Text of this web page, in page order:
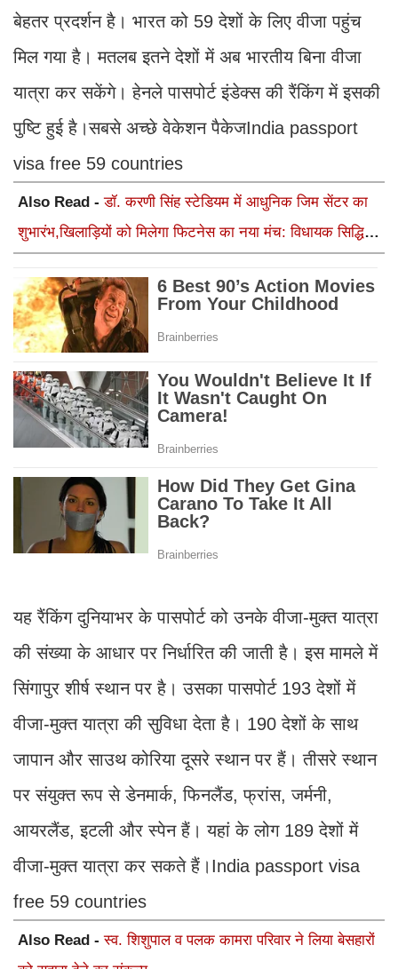
बेहतर प्रदर्शन है। भारत को 59 देशों के लिए वीजा पहुंच
मिल गया है। मतलब इतने देशों में अब भारतीय बिना वीजा
यात्रा कर सकेंगे। हेनले पासपोर्ट इंडेक्स की रैंकिंग में इसकी
पुष्टि हुई है।सबसे अच्छे वेकेशन पैकेजIndia passport
visa free 59 countries
Also Read -डॉ. करणी सिंह स्टेडियम में आधुनिक जिम सेंटर का
शुभारंभ,खिलाड़ियों को मिलेगा फिटनेस का नया मंच: विधायक सिद्धि
यह रैंकिंग दुनियाभर के पासपोर्ट को उनके वीजा-मुक्त यात्रा
की संख्या के आधार पर निर्धारित की जाती है। इस मामले में
सिंगापुर शीर्ष स्थान पर है। उसका पासपोर्ट 193 देशों में
वीजा-मुक्त यात्रा की सुविधा देता है। 190 देशों के साथ
जापान और साउथ कोरिया दूसरे स्थान पर हैं। तीसरे स्थान
पर संयुक्त रूप से डेनमार्क, फिनलैंड, फ्रांस, जर्मनी,
आयरलैंड, इटली और स्पेन हैं। यहां के लोग 189 देशों में
वीजा-मुक्त यात्रा कर सकते हैं।India passport visa
free 59 countries
Also Read -स्व. शिशुपाल व पलक कामरा परिवार ने लिया बेसहारों